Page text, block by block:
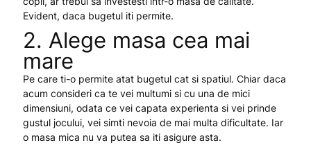
Evident, daca bugetul iti permite.
2. Alege masa cea mai
mare
Pe care ti-o permite atat bugetul cat si spatiul. Chiar daca
acum consideri ca te vei multumi si cu una de mici
dimensiuni, odata ce vei capata experienta si vei prinde
gustul jocului, vei simti nevoia de mai multa dificultate. Iar
o masa mica nu va putea sa iti asigure asta.